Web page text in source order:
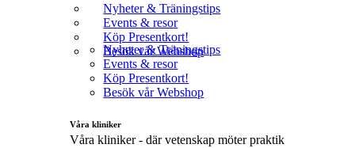
Nyheter & Träningstips
Events & resor
Köp Presentkort!
Besök vår Webshop
Nyheter & Träningstips
Events & resor
Köp Presentkort!
Besök vår Webshop
Våra kliniker
Våra kliniker - där vetenskap möter praktik